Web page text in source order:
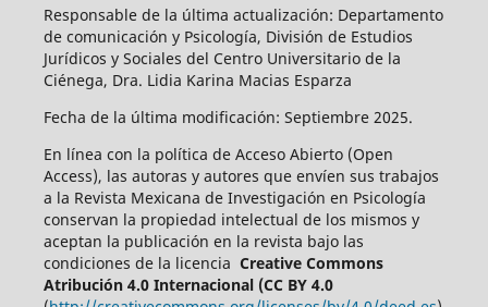
Responsable de la última actualización: Departamento
de comunicación y Psicología, División de Estudios
Jurídicos y Sociales del Centro Universitario de la
Ciénega, Dra. Lidia Karina Macias Esparza
Fecha de la última modificación: Septiembre 2025.
En línea con la política de Acceso Abierto (Open
Access), las autoras y autores que envíen sus trabajos
a la Revista Mexicana de Investigación en Psicología
conservan la propiedad intelectual de los mismos y
aceptan la publicación en la revista bajo las
condiciones de la licencia Creative Commons
Atribución 4.0 Internacional (CC BY 4.0